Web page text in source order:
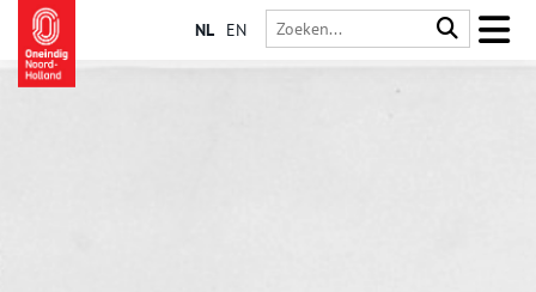
NL EN